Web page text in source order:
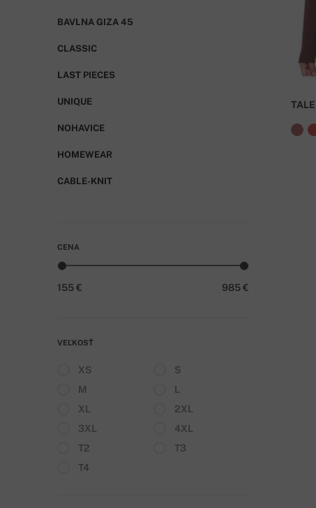
BAVLNA GIZA 45
CLASSIC
LAST PIECES
UNIQUE
NOHAVICE
HOMEWEAR
CABLE-KNIT
CENA
155 € 985 €
VEĽKOSŤ
XS
S
M
L
XL
2XL
3XL
4XL
T2
T3
T4
TALE